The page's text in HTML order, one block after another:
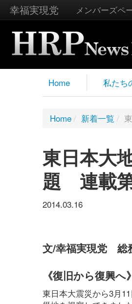
幸福実現党 メンバーズペ
Home 私たち
Home / 新着一覧 /
東日本大
題 連載
2014.03.16
文/幸福実現党 総
《復旧から復興へ》
東日本大震災から3月